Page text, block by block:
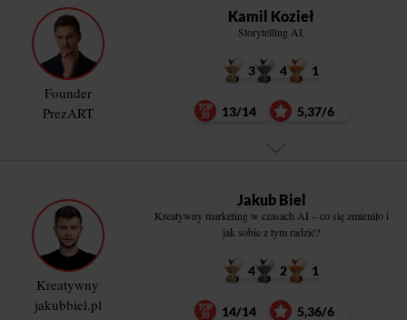
Founder
PrezART
Kamil Kozieł
Storytelling AI.
3 4 1
13/14 5,37/6
Kreatywny
jakubbiel.pl
Jakub Biel
Kreatywny marketing w czasach AI – co się zmieniło i
jak sobie z tym radzić?
4 2 1
14/14 5,36/6